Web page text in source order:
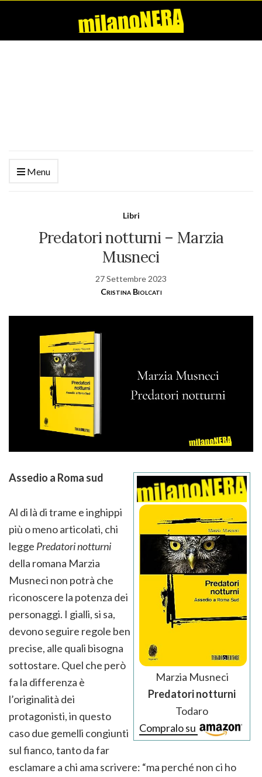
Menu
Libri
Predatori notturni – Marzia
Musneci
27 Settembre 2023
Cristina Biolcati
Marzia Musneci
Predatori notturni
Todaro
Compralo su
Assedio a Roma sud
Al di là di trame e inghippi
più o meno articolati, chi
legge Predatori notturni
della romana Marzia
Musneci non potrà che
riconoscere la potenza dei
personaggi. I gialli, si sa,
devono seguire regole ben
precise, alle quali bisogna
sottostare. Quel che però
fa la differenza è
l’originalità dei
protagonisti, in questo
caso due gemelli congiunti
sul fianco, tanto da far
esclamare a chi ama scrivere: “ma perché non ci ho